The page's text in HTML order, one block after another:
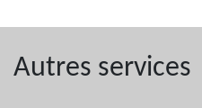
Autres services